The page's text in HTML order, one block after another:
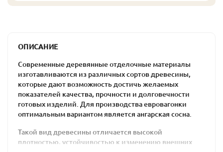
ОПИСАНИЕ
Современные деревянные отделочные материалы
изготавливаются из различных сортов древесины,
которые дают возможность достичь желаемых
показателей качества, прочности и долговечности
готовых изделий. Для производства евровагонки
оптимальным вариантом является ангарская сосна.
Такой вид древесины отличается высокой
плотностью, устойчивостью к изменению внешних